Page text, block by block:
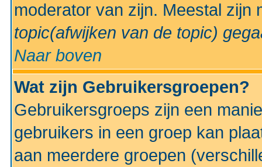
moderator van zijn. Meestal
topic(afwijken van de topic)
Naar boven
Wat zijn Gebruikersgroepen?
Gebruikersgroeps zijn een
gebruikers in een groep kan
aan meerdere groepen